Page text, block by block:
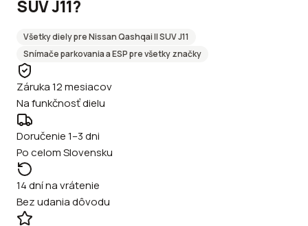
SUV J11?
Všetky diely preNissanQashqai II SUV J11
Snímače parkovania a ESPpre všetky značky
Záruka 12 mesiacov
Na funkčnosť dielu
Doručenie 1–3 dni
Po celom Slovensku
14 dní na vrátenie
Bez udania dôvodu